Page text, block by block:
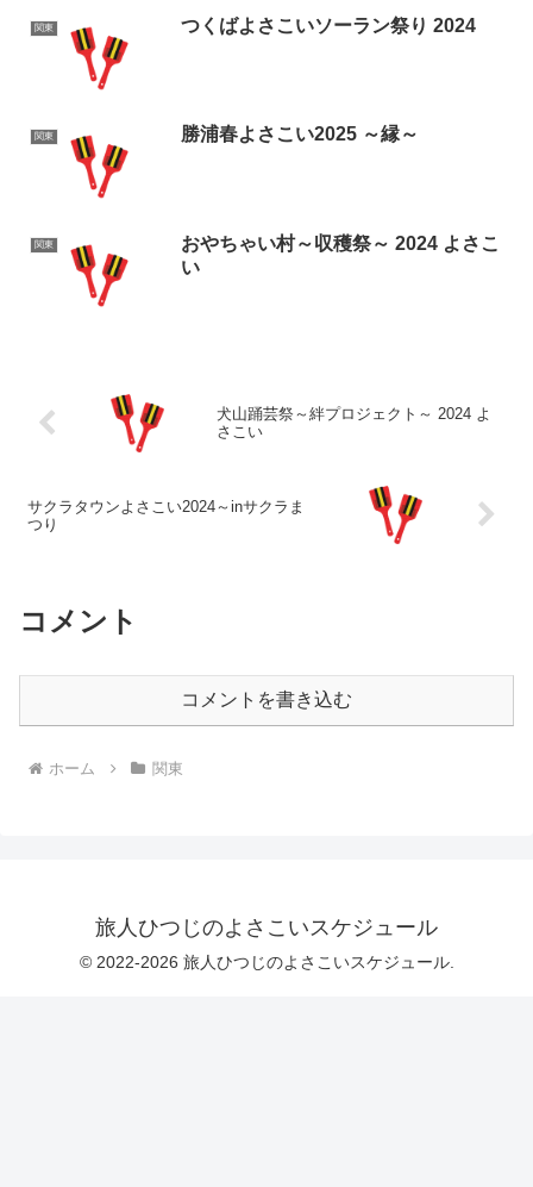
関東 つくばよさこいソーラン祭り 2024
関東 勝浦春よさこい2025 ～縁～
関東
おやちゃい村～収穫祭～ 2024 よさこ
い
犬山踊芸祭～絆プロジェクト～ 2024 よ
さこい
サクラタウンよさこい2024～inサクラま
つり
コメント
コメントを書き込む
ホーム 関東
旅人ひつじのよさこいスケジュール
© 2022-2026 旅人ひつじのよさこいスケジュール.